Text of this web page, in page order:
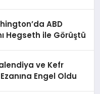
ABD
Hegseth ile Görüştü
ve Kefr
Engel Oldu